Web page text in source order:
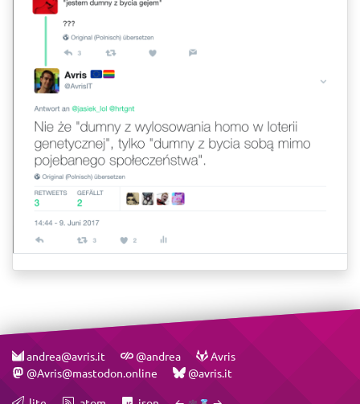
andrea@avris.it @andrea
Avris
@Avris@mastodon.online
@avris.it